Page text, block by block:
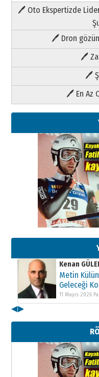
🖊 Oto Ekspertizde
🖊 Dron
🖊
🖊
🖊 En Az
Kenan
Metin
11 Mayıs 2026
Kenan
Metin
Geleceği
11 Mayıs 2026
Metin
Geleceği
11 Mayıs 2026
◀▶